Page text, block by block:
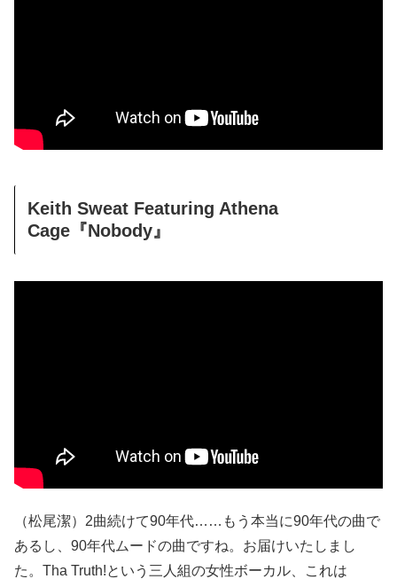
Keith Sweat Featuring Athena
Cage『Nobody』
（松尾潔）2曲続けて90年代……もう本当に90年代の曲で
あるし、90年代ムードの曲ですね。お届けいたしまし
た。Tha Truth!という三人組の女性ボーカル、これは